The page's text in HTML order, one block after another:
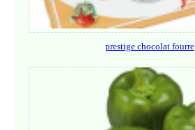
prestige chocolat fourre